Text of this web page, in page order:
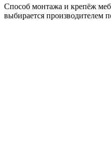
Способ монтажа и крепёж
выбирается производителем